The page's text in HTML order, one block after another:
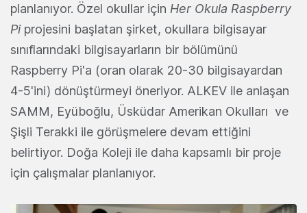
planlanıyor. Özel okullar için Her Okula Raspberry
Piprojesini başlatan şirket, okullara bilgisayar
sınıflarındaki bilgisayarların bir bölümünü
Raspberry Pi'a (oran olarak 20-30 bilgisayardan
4-5'ini) dönüştürmeyi öneriyor. ALKEV ile anlaşan
SAMM, Eyüboğlu, Üsküdar Amerikan Okulları ve
Şişli Terakki ile görüşmelere devam ettiğini
belirtiyor. Doğa Koleji ile daha kapsamlı bir proje
için çalışmalar planlanıyor.